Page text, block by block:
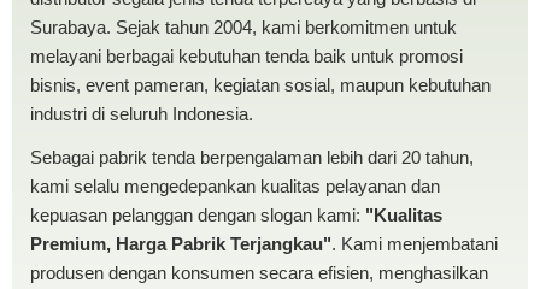
Surabaya. Sejak tahun 2004, kami berkomitmen untuk
melayani berbagai kebutuhan tenda baik untuk promosi
bisnis, event pameran, kegiatan sosial, maupun kebutuhan
industri di seluruh Indonesia.
Sebagai pabrik tenda berpengalaman lebih dari 20 tahun,
kami selalu mengedepankan kualitas pelayanan dan
kepuasan pelanggan dengan slogan kami: "Kualitas
Premium, Harga Pabrik Terjangkau". Kami menjembatani
produsen dengan konsumen secara efisien, menghasilkan